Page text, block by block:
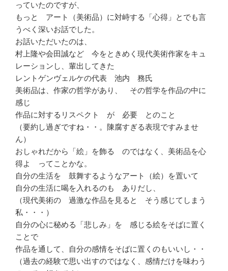
っていたのですが、
もっと アート（美術品）に対峙する「心得」とでも言
うべく深いお話でした。
お話いただいたのは、
村上隆や会田誠など 今をときめく現代美術作家をキュ
レーションし、輩出してきた
レントゲンヴェルケの代表 池内 務氏
美術品は、作家の哲学があり、 その哲学を作品の中に
感じ
作品に対するリスペクト が 必要 とのこと
（要約し過ぎですね・・。陳腐すぎる表現ですみませ
ん）
おしゃれだから「絵」を飾る のではなく、美術品を心
得よ ってことかな。
自分の生活を 鼓舞するようなアート（絵）を置いて
自分の生活に喝を入れるのも ありだし、
（現代美術の 過激な作品を見ると そう感じてしまう
私・・・）
自分の心に秘める「悲しみ」を 感じる絵をそばに置く
ことで
作品を通して、自分の感情をそばに置くのもいいし・・
（過去の経験で思い出すのではなく、感情だけを味わう